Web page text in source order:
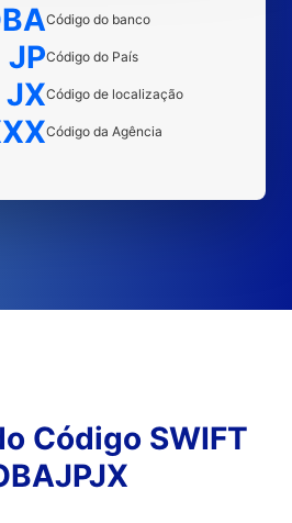
Código do banco
JPCódigo do País
JXCódigo de localização
Código da Agência
Código SWIFT